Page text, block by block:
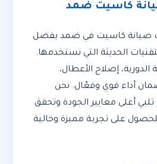
كاسيت ضمد
صيانة كاسيت في ضمد بفضل
الحديثة التي نستخدمها.
إصلاح الأعطال،
أداء قوي وفعّال. نحن
أعلى معايير الجودة وتحقق
على تجربة مميزة وخالية